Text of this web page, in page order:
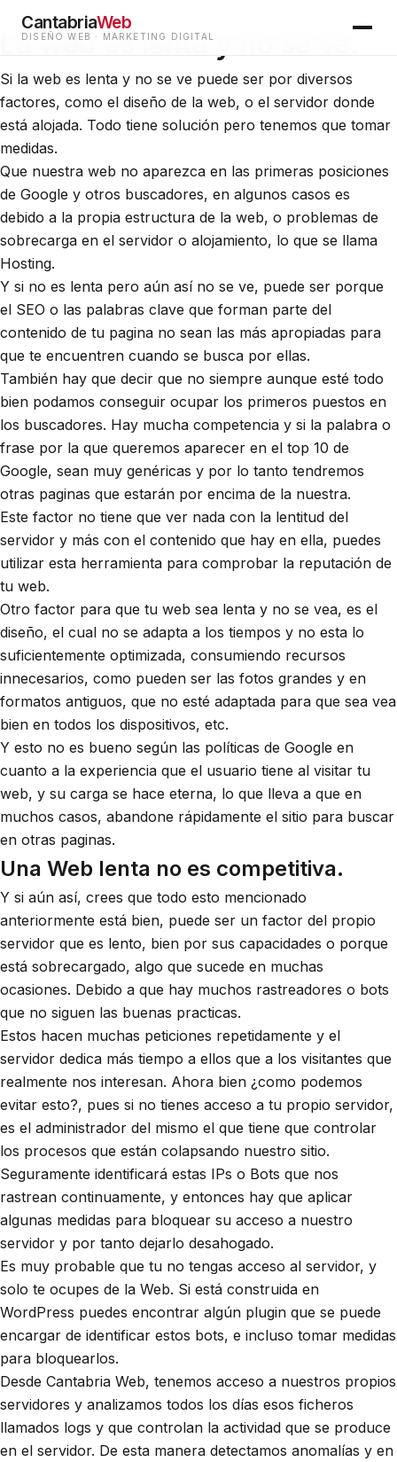
CantabriaWeb
DISEÑO WEB · MARKETING DIGITAL
La web es lenta y no se ve
Si la web es lenta y no se ve puede ser por diversos
factores, como el diseño de la web, o el servidor donde
está alojada. Todo tiene solución pero tenemos que tomar
medidas.
Que nuestra web no aparezca en las primeras posiciones
de Google y otros buscadores, en algunos casos es
debido a la propia estructura de la web, o problemas de
sobrecarga en el servidor o alojamiento, lo que se llama
Hosting.
Y si no es lenta pero aún así no se ve, puede ser porque
el SEO o las palabras clave que forman parte del
contenido de tu pagina no sean las más apropiadas para
que te encuentren cuando se busca por ellas.
También hay que decir que no siempre aunque esté todo
bien podamos conseguir ocupar los primeros puestos en
los buscadores. Hay mucha competencia y si la palabra o
frase por la que queremos aparecer en el top 10 de
Google, sean muy genéricas y por lo tanto tendremos
otras paginas que estarán por encima de la nuestra.
Este factor no tiene que ver nada con la lentitud del
servidor y más con el contenido que hay en ella, puedes
utilizar esta herramienta para comprobar la reputación de
tu web.
Otro factor para que tu web sea lenta y no se vea, es el
diseño, el cual no se adapta a los tiempos y no esta lo
suficientemente optimizada, consumiendo recursos
innecesarios, como pueden ser las fotos grandes y en
formatos antiguos, que no esté adaptada para que sea vea
bien en todos los dispositivos, etc.
Y esto no es bueno según las políticas de Google en
cuanto a la experiencia que el usuario tiene al visitar tu
web, y su carga se hace eterna, lo que lleva a que en
muchos casos, abandone rápidamente el sitio para buscar
en otras paginas.
Una Web lenta no es competitiva.
Y si aún así, crees que todo esto mencionado
anteriormente está bien, puede ser un factor del propio
servidor que es lento, bien por sus capacidades o porque
está sobrecargado, algo que sucede en muchas
ocasiones. Debido a que hay muchos rastreadores o bots
que no siguen las buenas practicas.
Estos hacen muchas peticiones repetidamente y el
servidor dedica más tiempo a ellos que a los visitantes que
realmente nos interesan. Ahora bien ¿como podemos
evitar esto?, pues si no tienes acceso a tu propio servidor,
es el administrador del mismo el que tiene que controlar
los procesos que están colapsando nuestro sitio.
Seguramente identificará estas IPs o Bots que nos
rastrean continuamente, y entonces hay que aplicar
algunas medidas para bloquear su acceso a nuestro
servidor y por tanto dejarlo desahogado.
Es muy probable que tu no tengas acceso al servidor, y
solo te ocupes de la Web. Si está construida en
WordPress puedes encontrar algún plugin que se puede
encargar de identificar estos bots, e incluso tomar medidas
para bloquearlos.
Desde Cantabria Web, tenemos acceso a nuestros propios
servidores y analizamos todos los días esos ficheros
llamados logs y que controlan la actividad que se produce
en el servidor. De esta manera detectamos anomalías y en